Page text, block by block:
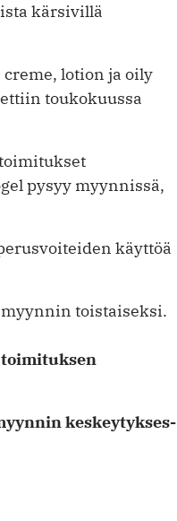
kärsivillä
lotion ja oily
toukokuussa
pysyy myynnissä,
käyttöä
tois­tai­sek­si.
toimituksen
kes­key­tyk­ses­